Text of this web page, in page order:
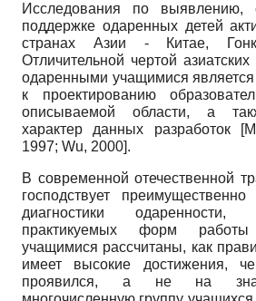
Исследования по выявлению,
поддержке одаренных детей
странах Азии - Китае,
Отличительной чертой
одаренными учащимися
к проектированию
описываемой области, а
характер данных разработок
[
1997; Wu, 2000].
В современной отечественной
господствует
диагностики
практикуемых форм
учащимися рассчитаны, как
имеет высокие достижения,
проявился, а не на